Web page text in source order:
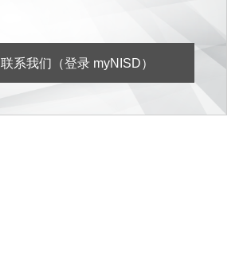
联系我们（登录 myNISD）